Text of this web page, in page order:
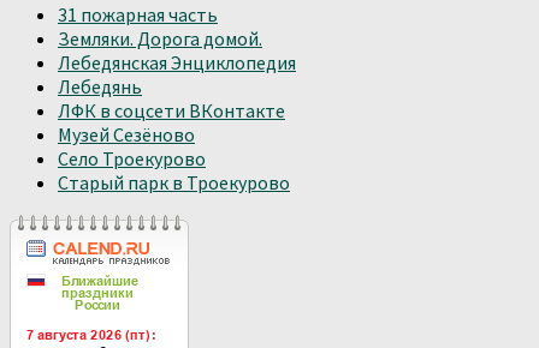
31 пожарная часть
Земляки. Дорога домой.
Лебедянская Энциклопедия
Лебедянь
ЛФК в соцсети ВКонтакте
Музей Сезёново
Село Троекурово
Старый парк в Троекурово